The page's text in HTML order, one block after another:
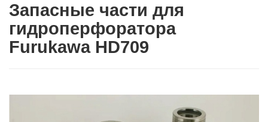
Запасные части для
гидроперфоратора
Furukawa HD709